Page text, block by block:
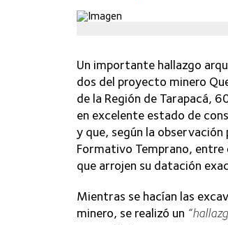
Un importante hallazgo
dos del proyecto minero
de la Región de Tarapacá,
en excelente estado de
y que, según la
Formativo Temprano, entre
que arrojen su datación
Mientras se hacían las
minero, se realizó un